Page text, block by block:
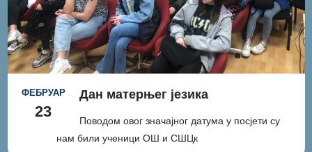
ФЕБРУАР
23
Дан матерњег језика
Поводом овог значајног датума у посјети су
нам били ученици ОШ и СШЦк